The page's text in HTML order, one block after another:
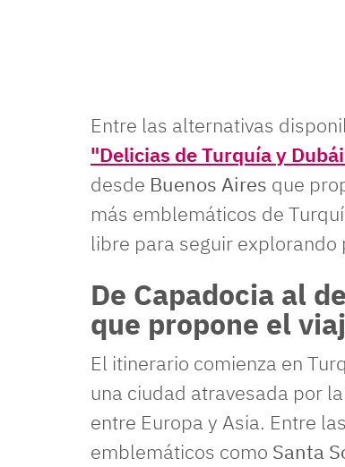
Entre las alternativas
"Delicias de Turquía y
desde Buenos Aires que
más emblemáticos de
libre para seguir explorando
De Capadocia al
que propone el
El itinerario comienza en
una ciudad atravesada por
entre Europa y Asia. Entre
emblemáticos como Santa